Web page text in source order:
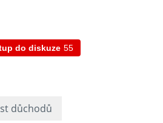
do diskuze 55
důchodů